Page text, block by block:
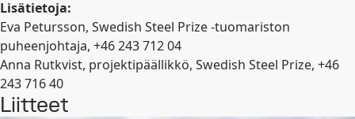
Lisätietoja:
Eva Petursson, Swedish Steel Prize -tuomariston
puheenjohtaja, +46 243 712 04
Anna Rutkvist, projektipäällikkö, Swedish Steel Prize, +46
243 716 40
Liitteet